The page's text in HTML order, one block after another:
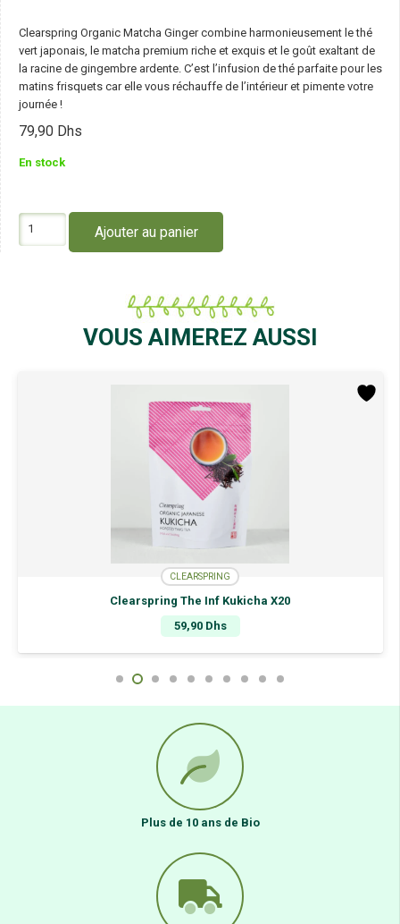
Clearspring Organic Matcha Ginger combine harmonieusement le thé
vert japonais, le matcha premium riche et exquis et le goût exaltant de
la racine de gingembre ardente. C’est l’infusion de thé parfaite pour les
matins frisquets car elle vous réchauffe de l’intérieur et pimente votre
journée !
79,90 Dhs
En stock
Clearspring
Ajouter au panier
VOUS AIMEREZ AUSSI
CLEARSPRING
Clearspring The Inf Kukicha X20
59,90 Dhs
Plus de 10 ans de Bio